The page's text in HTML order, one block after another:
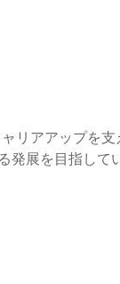
リアアップを支
展を目指して